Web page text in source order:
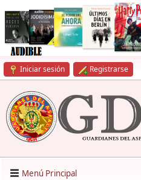
Iniciar sesión Registrarse
Menú Principal